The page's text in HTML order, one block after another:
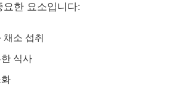
요한 요소입니다:
채소 섭취
식사